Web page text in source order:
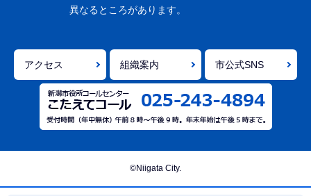
で
異なるところがあります。
アクセス 組織案内 市公式SNS
©Niigata City.